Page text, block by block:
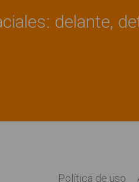
delante,
Política de uso